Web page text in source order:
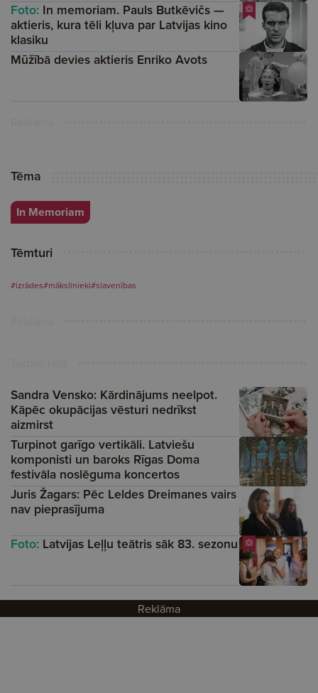
Foto: In memoriam. Pauls Butkēvičs —
aktieris, kura tēli kļuva par Latvijas kino
klasiku
Mūžībā devies aktieris Enriko Avots
Tēma
In Memoriam
Tēmturi
#izrādes#mākslinieki#slavenības
Sandra Vensko: Kārdinājums neelpot.
Kāpēc okupācijas vēsturi nedrīkst
aizmirst
Turpinot garīgo vertikāli. Latviešu
komponisti un baroks Rīgas Doma
festivāla noslēguma koncertos
Juris Žagars: Pēc Leldes Dreimanes vairs
nav pieprasījuma
Foto: Latvijas Leļļu teātris sāk 83. sezonu
Reklāma